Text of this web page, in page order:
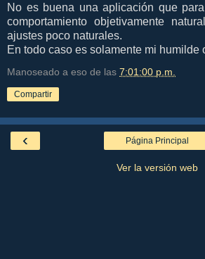
No es buena una aplicación que
comportamiento objetivamente
ajustes poco naturales.
En todo caso es solamente mi humilde
Manoseado a eso de las 7:01:00 p.m.
Compartir
‹ Página Principal
Ver la versión web